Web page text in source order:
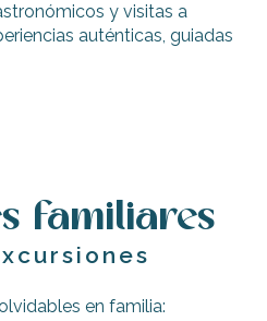
y visitas a
auténticas, guiadas
familiares
en familia: